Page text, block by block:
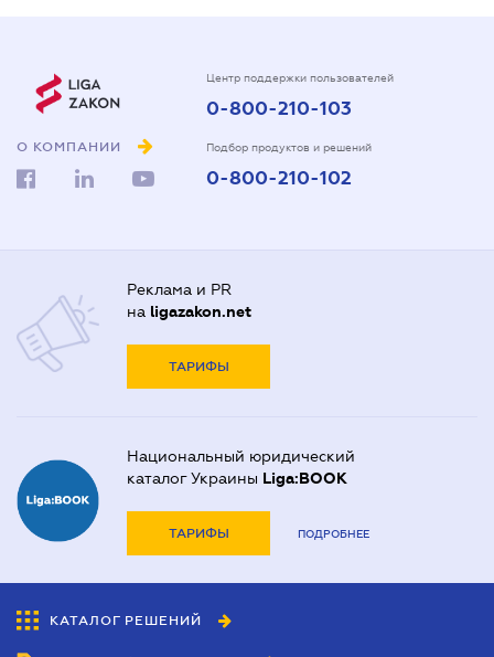
О КОМПАНИИ
Центр поддержки пользователей
0-800-210-103
Подбор продуктов и решений
0-800-210-102
Реклама и PR
на ligazakon.net
ТАРИФЫ
Национальный юридический
каталог Украины Liga:BOOK
ТАРИФЫ ПОДРОБНЕЕ
КАТАЛОГ РЕШЕНИЙ